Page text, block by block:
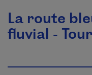
La route
fluvial -